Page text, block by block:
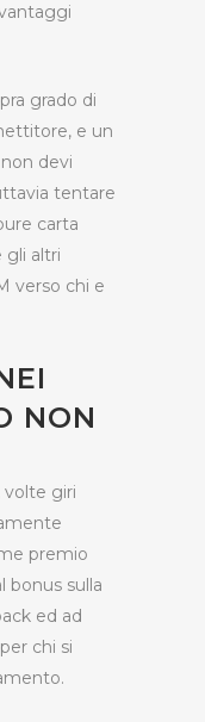
grado di
e un
devi
tentare
carta
gli altri
verso chi e
NON
giri
premio
bonus sulla
ed ad
chi si